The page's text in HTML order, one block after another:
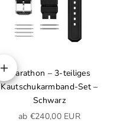
Optionen auswählen
Marathon – 3-teiliges
Kautschukarmband-Set –
Schwarz
Angebot
ab €240,00 EUR